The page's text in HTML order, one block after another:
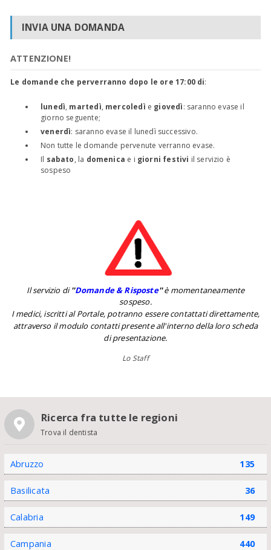
INVIA UNA DOMANDA
ATTENZIONE!
Le domande che perverranno dopo le ore 17:00 di:
lunedì, martedì, mercoledì e giovedì: saranno evase il
giorno seguente;
venerdì: saranno evase il lunedì successivo.
Non tutte le domande pervenute verranno evase.
Il sabato, la domenica e i giorni festivi il servizio è
sospeso
Il servizio di''Domande & Risposte''è momentaneamente
sospeso.
I medici, iscritti al Portale, potranno essere contattati direttamente,
attraverso il modulo contatti presente all'interno della loro scheda
di presentazione.
Lo Staff
Ricerca fra tutte le regioni
Trova il dentista
Abruzzo 135
Basilicata 36
Calabria 149
Campania 440